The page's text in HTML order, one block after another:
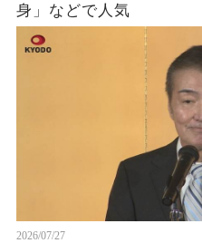
身」などで人気
2026/07/27